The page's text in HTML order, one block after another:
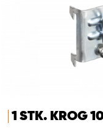
1 STK. KROG